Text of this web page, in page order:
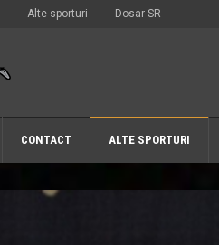
Alte sporturi Dosar SR
CONTACT ALTE SPORTURI